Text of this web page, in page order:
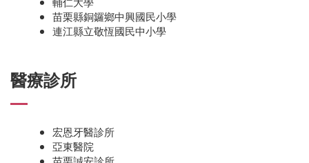
苗栗縣銅鑼鄉中興國民小學
連江縣立敬恆國民中小學
醫療診所
宏恩牙醫診所
亞東醫院